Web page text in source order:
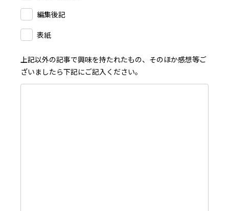
編集後記
表紙
上記以外の記事で興味を持たれたもの、そのほか感想等ご
ざいましたら下記にご記入ください。